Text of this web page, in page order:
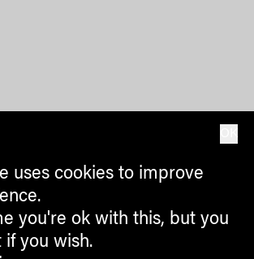
uses cookies to improve
you're ok with this, but you
you wish.